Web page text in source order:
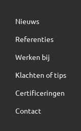
Nieuws
Referenties
Werken bij
Klachten of tips
Certificeringen
Contact